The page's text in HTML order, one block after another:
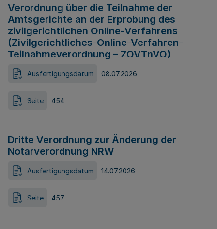
Verordnung über die Teilnahme der
Amtsgerichte an der Erprobung des
zivilgerichtlichen Online-Verfahrens
(Zivilgerichtliches-Online-Verfahren-
Teilnahmeverordnung – ZOVTnVO)
Ausfertigungsdatum 08.07.2026
Seite 454
Dritte Verordnung zur Änderung der
Notarverordnung NRW
Ausfertigungsdatum 14.07.2026
Seite 457